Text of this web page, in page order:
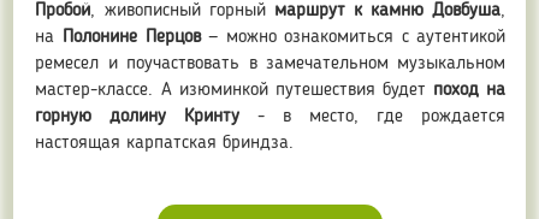
Пробой, живописный горный маршрут к камню Довбуша,
на Полонине Перцов— можно ознакомиться с аутентикой
ремесел и поучаствовать в замечательном музыкальном
мастер-классе. А изюминкой путешествия будет поход на
горную долину Кринту - в место, где рождается
настоящая карпатская бриндза.